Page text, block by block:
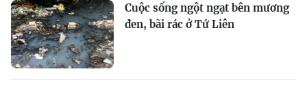
Cuộc sống ngột ngạt bên mương
đen, bãi rác ở Tứ Liên